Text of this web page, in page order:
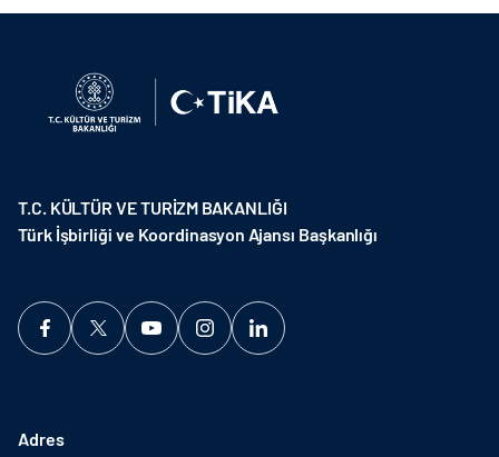
T.C. KÜLTÜR VE TURİZM BAKANLIĞI
Türk İşbirliği ve Koordinasyon Ajansı Başkanlığı
Adres